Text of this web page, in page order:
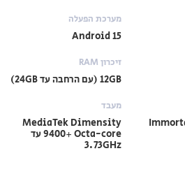
מערכת הפעלה
Android 15
זיכרון RAM
12GB (עם הרחבה עד 24GB)
מעבד
MediaTek Dimensity
9400+ Octa-core עד
3.73GHz